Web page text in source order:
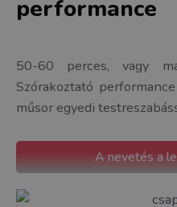
performance
50-60 perces, vagy
Szórakoztató
műsor egyedi
A nevetés a